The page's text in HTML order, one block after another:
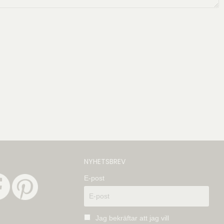
NYHETSBREV
E-post
Jag bekräftar att jag vill